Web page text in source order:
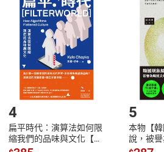
！
心。
點選「瀏覽訂單明細」
「申請取消
貨。
Payment
號，下載書籍後看書
4
扁平時代：演算法如何限
縮我們的品味與文化【電
子書】
5
本物【
說，被譽
來】【電